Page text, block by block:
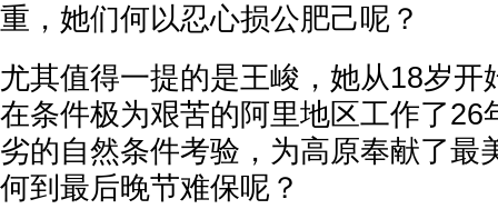
重，她们何以忍心损公肥己呢？
尤其值得一提的是王峻，她从18岁开
在条件极为艰苦的阿里地区工作了26
劣的自然条件考验，为高原奉献了最
何到最后晚节难保呢？